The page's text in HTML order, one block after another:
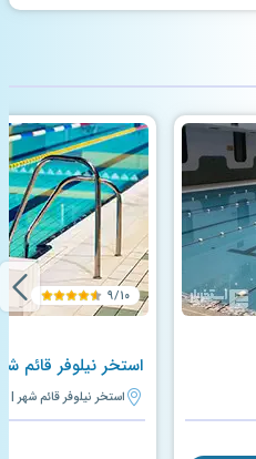
۹/۱۰
استخر نیلوفر قائم
استخر نیلوفر قائم شهر |